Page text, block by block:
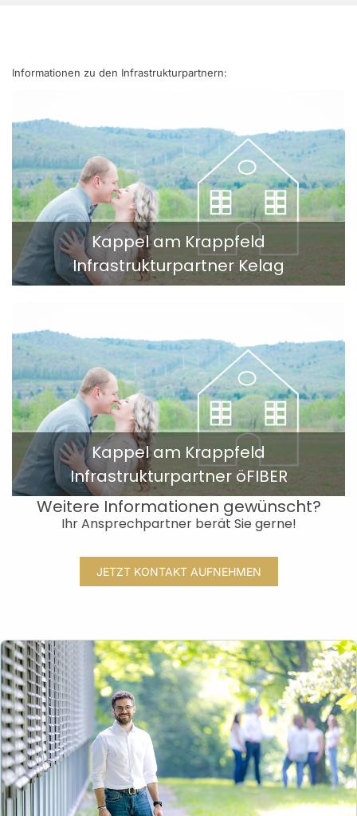
Informationen zu den Infrastrukturpartnern:
Kappel am Krappfeld
Infrastrukturpartner Kelag
Kappel am Krappfeld
Infrastrukturpartner öFIBER
Weitere Informationen gewünscht?
Ihr Ansprechpartner berät Sie gerne!
JETZT KONTAKT AUFNEHMEN